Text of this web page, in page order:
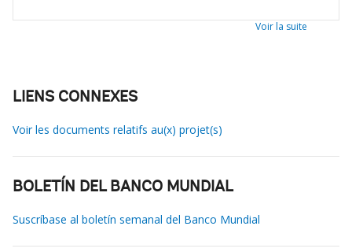
Voir la suite
LIENS CONNEXES
Voir les documents relatifs au(x) projet(s)
BOLETÍN DEL BANCO MUNDIAL
Suscríbase al boletín semanal del Banco Mundial